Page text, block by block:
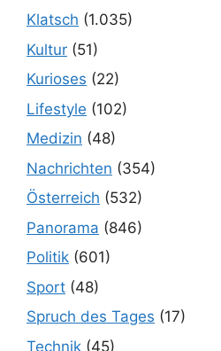
Klatsch (1.035)
Kultur (51)
Kurioses (22)
Lifestyle (102)
Medizin (48)
Nachrichten (354)
Österreich (532)
Panorama (846)
Politik (601)
Sport (48)
Spruch des Tages (17)
Technik (45)